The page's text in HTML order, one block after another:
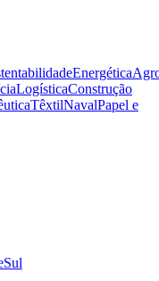
Energética
LogísticaConstrução
TêxtilNavalPapel e
Sul